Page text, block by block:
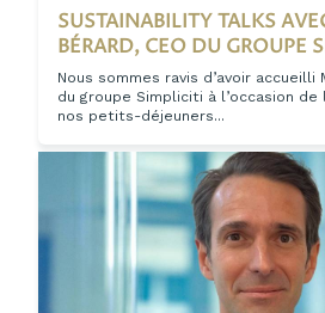
SUSTAINABILITY TALKS
BÉRARD, CEO DU GROUPE
Nous sommes ravis d’avoir accueilli
du groupe Simpliciti à l’occasion
nos petits-déjeuners...